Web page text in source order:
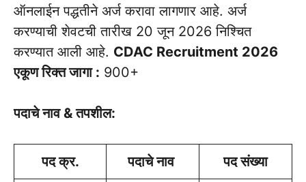
ऑनलाईन पद्धतीने अर्ज करावा लागणार आहे. अर्ज
करण्याची शेवटची तारीख 20 जून 2026 निश्चित
करण्यात आली आहे. CDAC Recruitment 2026
एकूण रिक्त जागा : 900+
पदाचे नाव & तपशील:
पद क्र. पदाचे नाव पद संख्या